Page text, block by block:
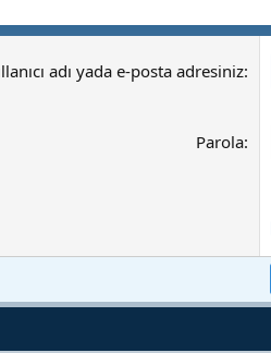
adı yada e-posta adresiniz
Parola